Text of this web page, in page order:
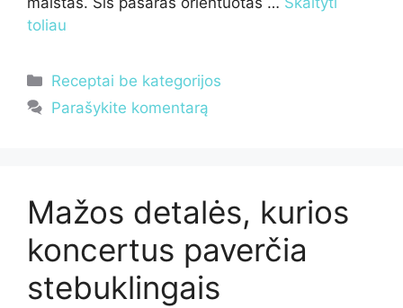
toliau
Kategorijos
Receptai be kategorijos
Parašykite komentarą
Mažos detalės, kurios
koncertus paverčia
stebuklingais